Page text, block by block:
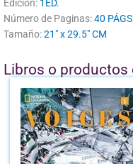
Edición: 1ED.
Número de Paginas:40
Tamaño:21" x 29.5" CM
Libros o productos